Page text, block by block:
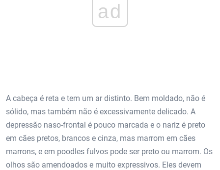
ad
A cabeça é reta e tem um ar distinto. Bem moldado, não é
sólido, mas também não é excessivamente delicado. A
depressão naso-frontal é pouco marcada e o nariz é preto
em cães pretos, brancos e cinza, mas marrom em cães
marrons, e em poodles fulvos pode ser preto ou marrom. Os
olhos são amendoados e muito expressivos. Eles devem